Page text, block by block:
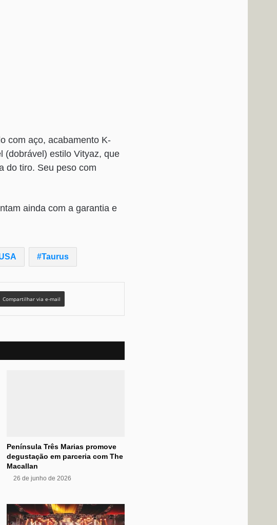
com aço, acabamento K-
(dobrável) estilo Vityaz, que
do tiro. Seu peso com
ainda com a garantia e
Taurus
Compartilhar via e-mail
Península Três Marias promove
degustação em parceria com The
Macallan
26 de junho de 2026